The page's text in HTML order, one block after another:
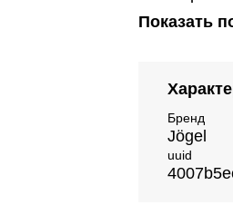
Показать
Бренд
Jögel
uuid